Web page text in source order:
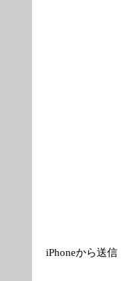
iPhoneから送信